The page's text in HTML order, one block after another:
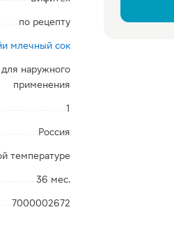
по рецепту
млечный сок
наружного
применения
1
Россия
температуре
36 мес.
7000002672